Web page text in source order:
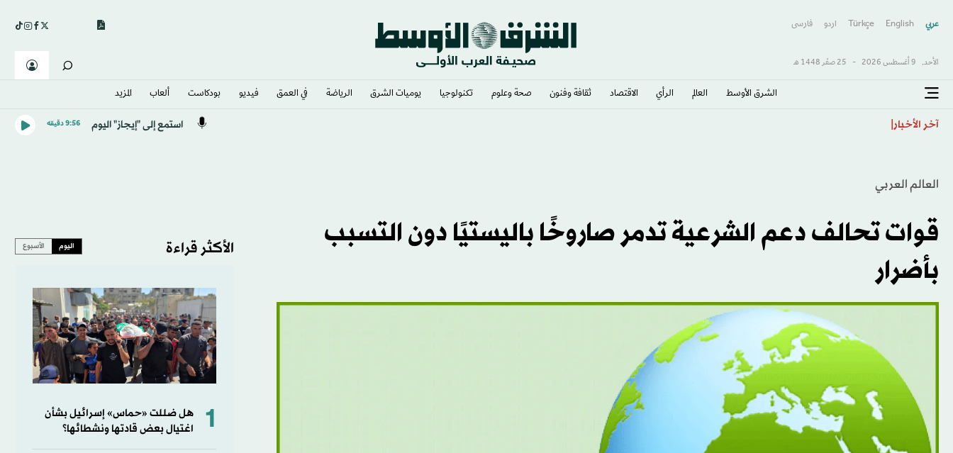
عربي English
Türkçe اردو فارسى
الأحد, 9 أغسطس 2026 - 25 صفَر 1448 هـ
الشرق الأوسط​ العالم الرأي الاقتصاد ثقافة وفنون صحة وعلوم تكنولوجيا يوميات الشرق​ الرياضة في العمق فيديو بودكاست ألعاب المزيد
آخر الأخبار استمع إلى "إيجاز" اليوم 9:56 دقيقه
العالم العربي
قوات تحالف دعم الشرعية تدمر صاروخًا باليستيًا دون التسبب
بأضرار
الأكثر قراءة اليوم الأسبوع
1
هل ضللت «حماس» إسرائيل بشأن
اغتيال بعض قادتها ونشطائها؟